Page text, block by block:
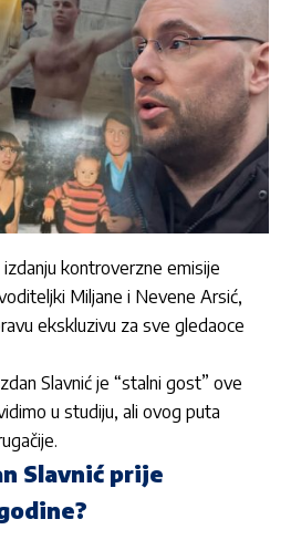
kontroverzne emisije
Miljane i Nevene Arsić,
ekskluzivu za sve gledaoce
Slavnić je “stalni gost” ove
u studiju, ali ovog puta
Slavnić prije